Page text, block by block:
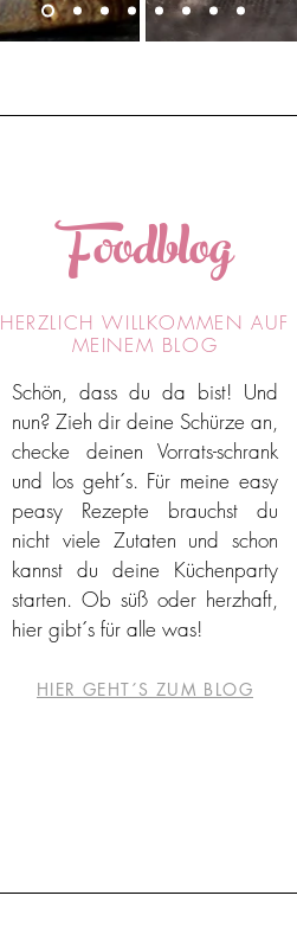
Foodblog
HERZLICH WILLKOMMEN AUF
MEINEM BLOG
Schön, dass du da bist! Und
nun? Zieh dir deine Schürze an,
checke deinen Vorrats-schrank
und los geht´s. Für meine easy
peasy Rezepte brauchst du
nicht viele Zutaten und schon
kannst du deine Küchenparty
starten. Ob süß oder herzhaft,
hier gibt´s für alle was!
HIER GEHT´S ZUM BLOG